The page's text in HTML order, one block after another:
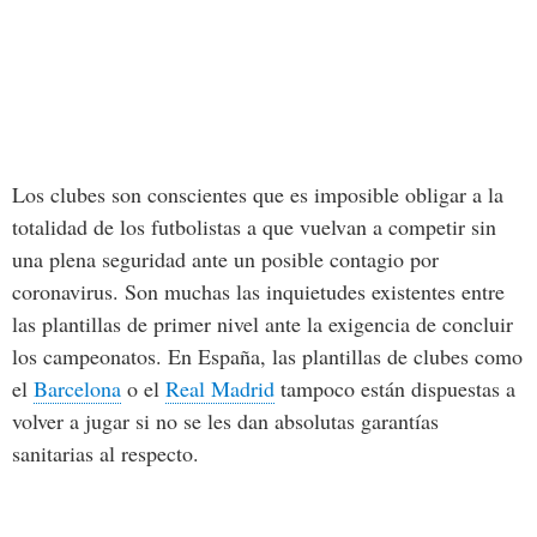
Los clubes son conscientes que es imposible obligar a la
totalidad de los futbolistas a que vuelvan a competir sin
una plena seguridad ante un posible contagio por
coronavirus. Son muchas las inquietudes existentes entre
las plantillas de primer nivel ante la exigencia de concluir
los campeonatos. En España, las plantillas de clubes como
el Barcelona o el Real Madrid tampoco están dispuestas a
volver a jugar si no se les dan absolutas garantías
sanitarias al respecto.